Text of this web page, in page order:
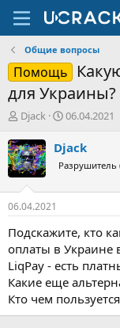
Общие вопросы
Помощь
для Украины?
А
т
о
р
т
е
м
ы
Djack
Д
т
а
н
а
л
а
06.04.2021
Djack
Разрушитель
06.04.2021
Подскажите, кто
оплаты в Украине
LiqPay - есть
Какие еще
Кто чем